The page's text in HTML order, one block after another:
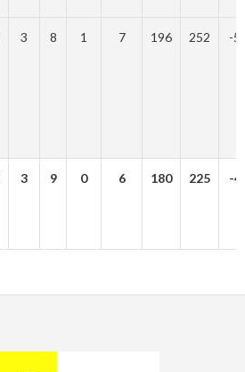
3 8 1 7 196 252 -
3 9 0 6 180 225 -